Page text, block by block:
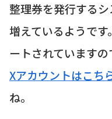
整理券を発行する
増えているようで
ートされていますの
Xアカウントはこち
ね。